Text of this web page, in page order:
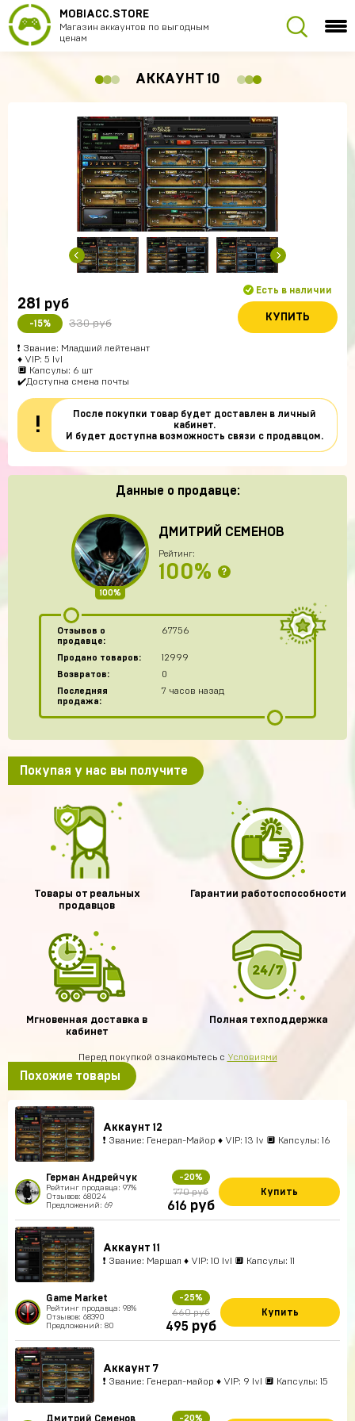
MOBIACC.STORE
Магазин аккаунтов по выгодным
ценам
АККАУНТ 10
281 руб
-15% 330 руб
Есть в наличии
КУПИТЬ
❗ Звание: Младший лейтенант
♦ VIP: 5 lvl
🔲 Капсулы: 6 шт
✔️Доступна смена почты
!
После покупки товар будет доставлен в личный
кабинет.
И будет доступна возможность связи с продавцом.
Данные о продавце:
100%
ДМИТРИЙ СЕМЕНОВ
Рейтинг:
100% ?
Отзывов о
продавце:
67756
Продано товаров:
12999
Возвратов:
0
Последняя
продажа:
7 часов назад
Покупая у нас вы получите
Товары от реальных
продавцов
Гарантии работоспособности
Мгновенная доставка в
кабинет
Полная техподдержка
Перед покупкой ознакомьтесь с Условиями
Похожие товары
Аккаунт 12
❗ Звание: Генерал-Майор ♦ VIP: 13 lv 🔲 Капсулы: 16
Герман Андрейчук
Рейтинг продавца: 97%
Отзывов: 68024
Предложений: 69
-20%
770 руб
616 руб
Купить
Аккаунт 11
❗ Звание: Маршал ♦ VIP: 10 lvl 🔲 Капсулы: 11
Game Market
Рейтинг продавца: 98%
Отзывов: 68390
Предложений: 80
-25%
660 руб
495 руб
Купить
Аккаунт 7
❗ Звание: Генерал-майор ♦ VIP: 9 lvl 🔲 Капсулы: 15
Дмитрий Семенов -20%